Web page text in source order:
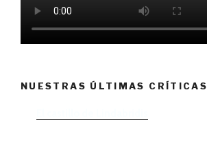
NUESTRAS ÚLTIMAS CRÍTICAS